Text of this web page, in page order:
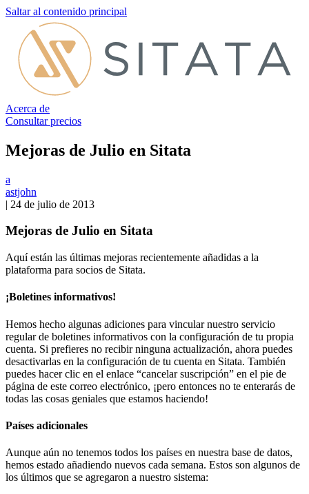
Saltar al contenido principal
Acerca de
Consultar precios
Mejoras de Julio en Sitata
a
astjohn
| 24 de julio de 2013
Mejoras de Julio en Sitata
Aquí están las últimas mejoras recientemente añadidas a la
plataforma para socios de Sitata.
¡Boletines informativos!
Hemos hecho algunas adiciones para vincular nuestro servicio
regular de boletines informativos con la configuración de tu propia
cuenta. Si prefieres no recibir ninguna actualización, ahora puedes
desactivarlas en la configuración de tu cuenta en Sitata. También
puedes hacer clic en el enlace “cancelar suscripción” en el pie de
página de este correo electrónico, ¡pero entonces no te enterarás de
todas las cosas geniales que estamos haciendo!
Países adicionales
Aunque aún no tenemos todos los países en nuestra base de datos,
hemos estado añadiendo nuevos cada semana. Estos son algunos de
los últimos que se agregaron a nuestro sistema: